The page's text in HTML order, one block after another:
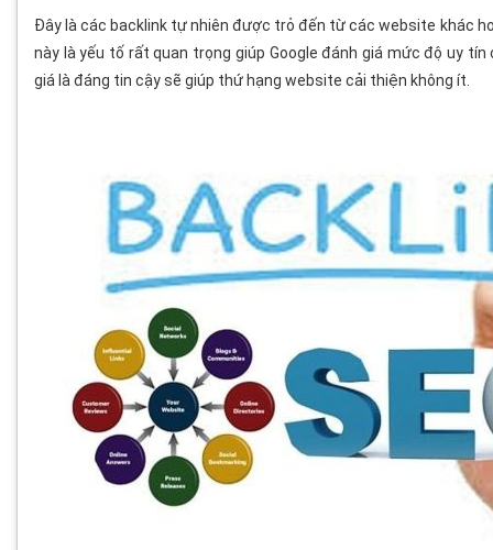
Đây là các backlink tự nhiên được trỏ đến từ các website khác
này là yếu tố rất quan trọng giúp Google đánh giá mức độ uy
giá là đáng tin cậy sẽ giúp thứ hạng website cải thiện không ít.